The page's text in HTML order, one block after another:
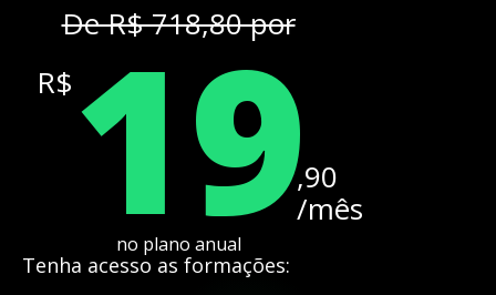
De R$ 718,80 por
R$ 19,90
/mês
no plano anual
Tenha acesso as formações: